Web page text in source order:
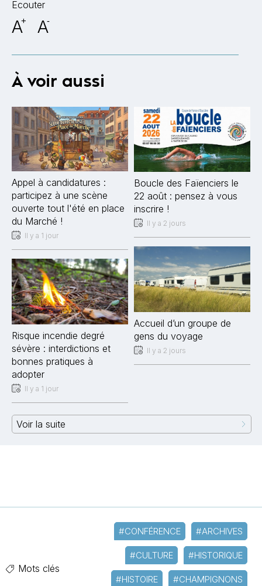
Ecouter
A+ A-
À voir aussi
Appel à candidatures :
participez à une scène
ouverte tout l'été en place
du Marché !
Il y a 1 jour
Risque incendie degré
sévère : interdictions et
bonnes pratiques à
adopter
Il y a 1 jour
Boucle des Faïenciers le
22 août : pensez à vous
inscrire !
Il y a 2 jours
Accueil d’un groupe de
gens du voyage
Il y a 2 jours
Voir la suite
Mots clés
#CONFÉRENCE #ARCHIVES
#CULTURE #HISTORIQUE
#HISTOIRE #CHAMPIGNONS